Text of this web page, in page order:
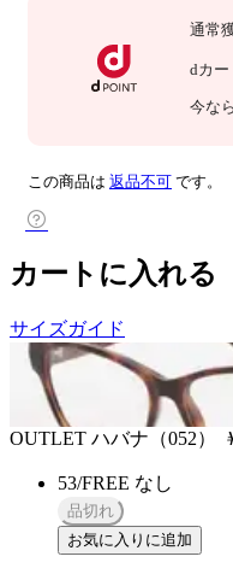
通常
dカー
今なら
この商品は 返品不可 です。
カートに入れる
サイズガイド
OUTLET ハバナ（052）
53/FREE なし
品切れ
お気に入りに追加